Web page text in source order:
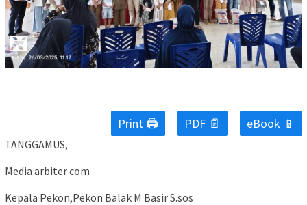
Print 🖨 PDF 📄 eBook 📱
TANGGAMUS,
Media arbiter com
Kepala Pekon,Pekon Balak M Basir S.sos